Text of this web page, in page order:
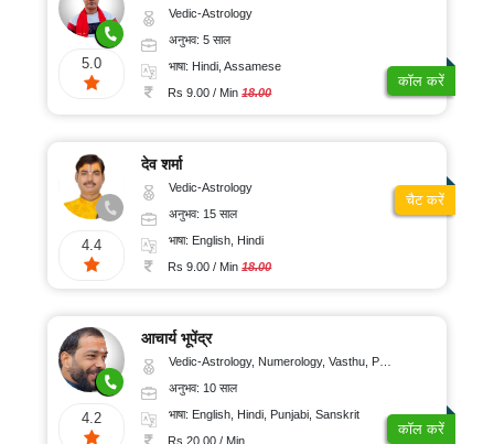
5.0
Vedic-Astrology
अनुभव: 5 साल
भाषा: Hindi, Assamese
Rs 9.00 / Min18.00
कॉल करें
4.4
देव शर्मा
Vedic-Astrology
अनुभव: 15 साल
भाषा: English, Hindi
Rs 9.00 / Min18.00
चैट करें
4.2
आचार्य भूपेंद्र
Vedic-Astrology, Numerology, Vasthu, Psychology, Prashna-Kundali
अनुभव: 10 साल
भाषा: English, Hindi, Punjabi, Sanskrit
Rs 20.00 / Min
कॉल करें